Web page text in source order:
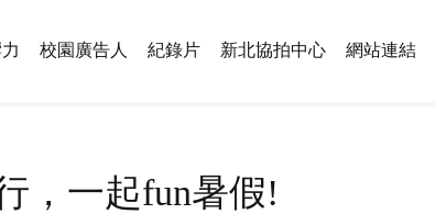
校園廣告人 紀錄片 新北協拍中心 網站連結
，一起fun暑假!